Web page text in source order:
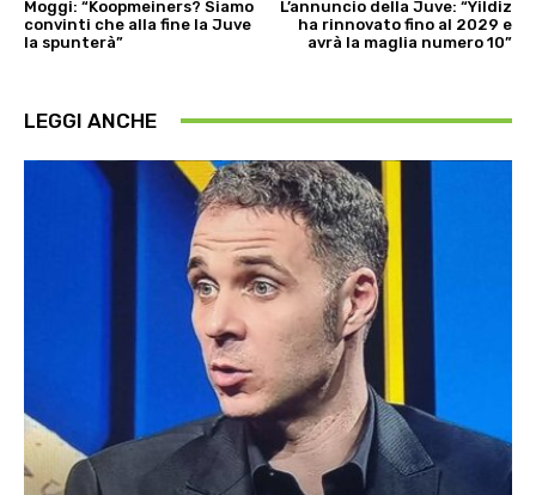
Moggi: “Koopmeiners? Siamo
convinti che alla fine la Juve
la spunterà”
L’annuncio della Juve: “Yildiz
ha rinnovato fino al 2029 e
avrà la maglia numero 10”
LEGGI ANCHE